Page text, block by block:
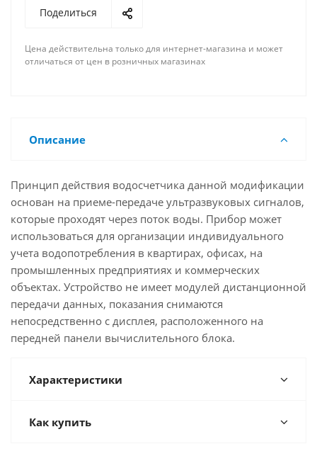
Поделиться
Цена действительна только для интернет-магазина и может
отличаться от цен в розничных магазинах
Описание
Принцип действия водосчетчика данной модификации
основан на приеме-передаче ультразвуковых сигналов,
которые проходят через поток воды. Прибор может
использоваться для организации индивидуального
учета водопотребления в квартирах, офисах, на
промышленных предприятиях и коммерческих
объектах. Устройство не имеет модулей дистанционной
передачи данных, показания снимаются
непосредственно с дисплея, расположенного на
передней панели вычислительного блока.
Характеристики
Как купить